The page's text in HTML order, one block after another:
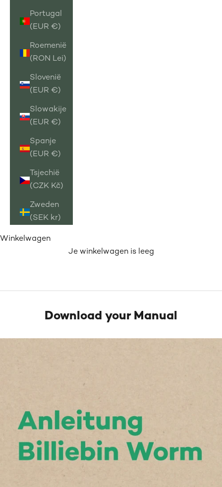
Portugal
(EUR €)
Roemenië
(RON Lei)
Slovenië
(EUR €)
Slowakije
(EUR €)
Spanje
(EUR €)
Tsjechië
(CZK Kč)
Zweden
(SEK kr)
Winkelwagen
Je winkelwagen is leeg
Download your Manual